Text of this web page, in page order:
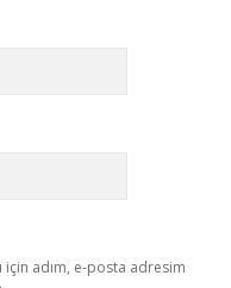
için adım, e-posta adresim